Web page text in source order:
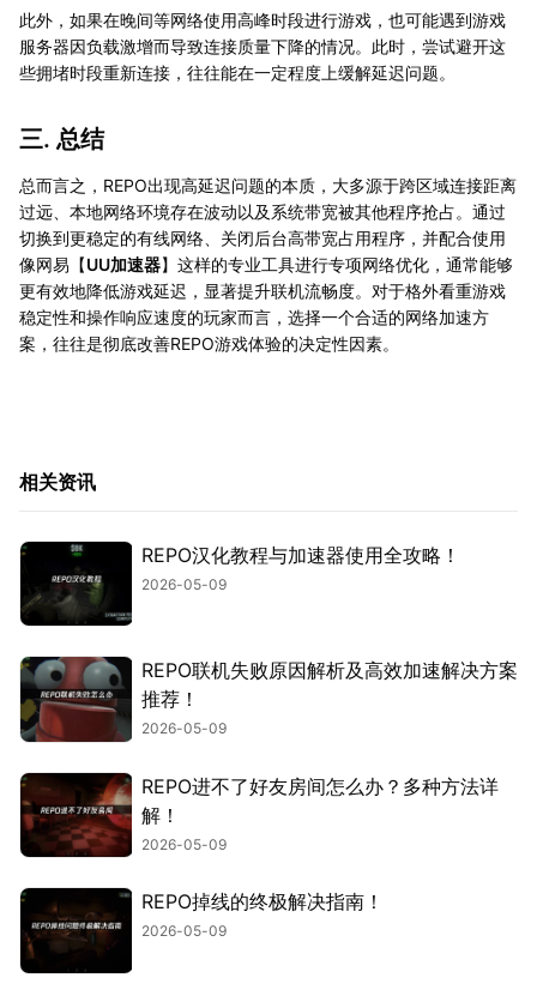
此外，如果在晚间等网络使用高峰时段进行游戏，也可能遇到游戏
服务器因负载激增而导致连接质量下降的情况。此时，尝试避开这
些拥堵时段重新连接，往往能在一定程度上缓解延迟问题。
三. 总结
总而言之，REPO出现高延迟问题的本质，大多源于跨区域连接距离
过远、本地网络环境存在波动以及系统带宽被其他程序抢占。通过
切换到更稳定的有线网络、关闭后台高带宽占用程序，并配合使用
像网易【UU加速器】这样的专业工具进行专项网络优化，通常能够
更有效地降低游戏延迟，显著提升联机流畅度。对于格外看重游戏
稳定性和操作响应速度的玩家而言，选择一个合适的网络加速方
案，往往是彻底改善REPO游戏体验的决定性因素。
相关资讯
REPO汉化教程与加速器使用全攻略！
2026-05-09
REPO联机失败原因解析及高效加速解决方案
推荐！
2026-05-09
REPO进不了好友房间怎么办？多种方法详
解！
2026-05-09
REPO掉线的终极解决指南！
2026-05-09